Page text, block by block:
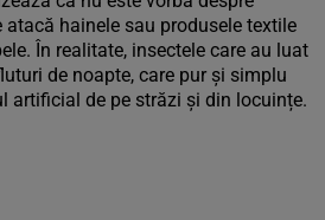
hainele sau produsele textile
În realitate, insectele care au luat
de noapte, care pur și simplu
artificial de pe străzi și din locuințe.